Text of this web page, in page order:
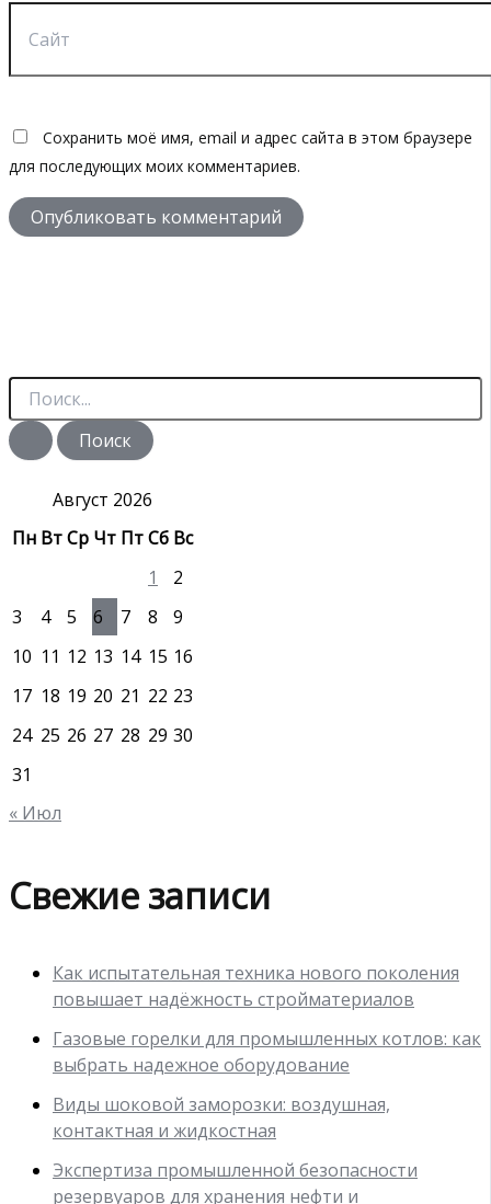
Сохранить моё имя, email и адрес сайта в этом браузере
для последующих моих комментариев.
П
и
с
Август 2026
Пн ВтСр Чт ПтСб Вс
1
2
3
4 5 6 7 8
9
10 11 12 13 14 15 16
17 18 19 20 21 22 23
24 25 26 27 28 29 30
31
« Июл
Свежие записи
Как испытательная техника нового поколения
повышает надёжность стройматериалов
Газовые горелки для промышленных котлов: как
выбрать надежное оборудование
Виды шоковой заморозки: воздушная,
контактная и жидкостная
Экспертиза промышленной безопасности
резервуаров для хранения нефти и